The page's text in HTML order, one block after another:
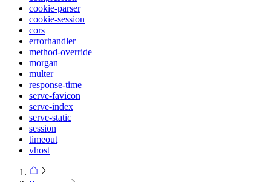
cookie-parser
cookie-session
cors
errorhandler
method-override
morgan
multer
response-time
serve-favicon
serve-index
serve-static
session
timeout
vhost